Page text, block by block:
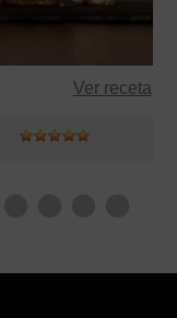
Ver receta